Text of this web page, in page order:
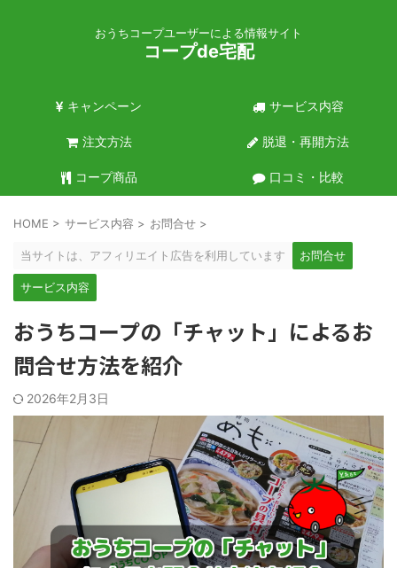
おうちコープユーザーによる情報サイト
コープde宅配
キャンペーン サービス内容
注文方法 脱退・再開方法
コープ商品 口コミ・比較
HOME > サービス内容 > お問合せ >
当サイトは、アフィリエイト広告を利用しています お問合せ
サービス内容
おうちコープの「チャット」によるお
問合せ方法を紹介
2026年2月3日